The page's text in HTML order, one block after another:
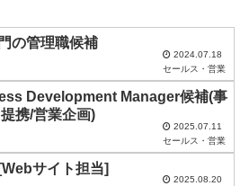
の管理職候補
2024.07.18
セールス・営業
Development Manager候補(事
携/営業企画)
2025.07.11
セールス・営業
サイト担当]
2025.08.20